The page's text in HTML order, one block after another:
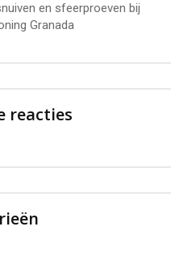
en sfeerproeven bij
Granada
reacties